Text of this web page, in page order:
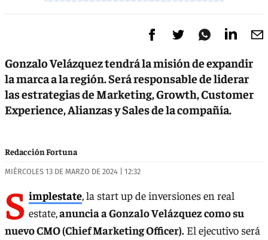
Gonzalo Velázquez tendrá la misión de expandir
la marca a la región. Será responsable de liderar
las estrategias de Marketing, Growth, Customer
Experience, Alianzas y Sales de la compañía.
Redacción Fortuna
MIÉRCOLES 13 DE MARZO DE 2024 | 12:32
S implestate, la start up de inversiones en real
estate,anuncia a Gonzalo Velázquez como su
nuevo CMO (Chief Marketing Officer). El ejecutivo será